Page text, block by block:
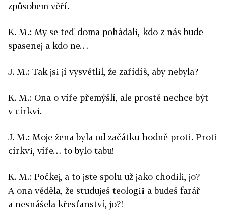
způsobem věří.
K. M.: My se teď doma pohádali, kdo z nás bude
spasenej a kdo ne…
J. M.: Tak jsi jí vysvětlil, že zařídíš, aby nebyla?
K. M.: Ona o víře přemýšlí, ale prostě nechce být
v církvi.
J. M.: Moje žena byla od začátku hodně proti. Proti
církvi, víře… to bylo tabu!
K. M.: Počkej, a to jste spolu už jako chodili, jo?
A ona věděla, že studuješ teologii a budeš farář
a nesnášela křesťanství, jo?!